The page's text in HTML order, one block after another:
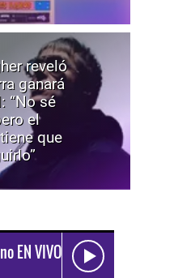
reveló
ganará
“No sé
el
que
EN VIVO